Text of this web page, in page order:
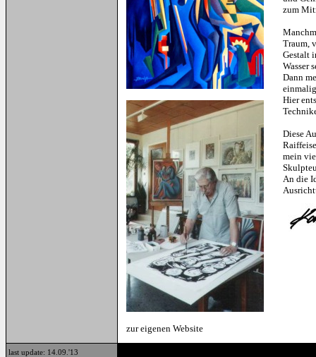
zur eigenen Website
zum
Traum,
Gestalt
Wasser
Dann
Hier
Diese
mein
An die
last update: 14.09.'13